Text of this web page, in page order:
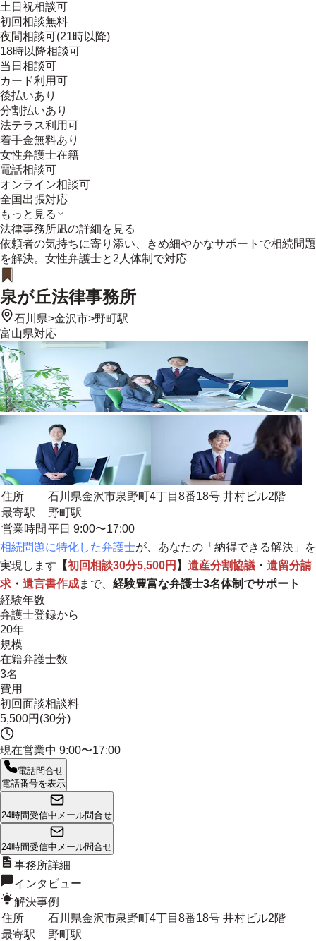
土日祝相談可
初回相談無料
夜間相談可(21時以降)
18時以降相談可
当日相談可
カード利用可
後払いあり
分割払いあり
法テラス利用可
着手金無料あり
女性弁護士在籍
電話相談可
オンライン相談可
全国出張対応
もっと見る
法律事務所凪の詳細を見る
依頼者の気持ちに寄り添い、きめ細やかなサポートで相続問題
を解決。女性弁護士と2人体制で対応
泉が丘法律事務所
石川県>金沢市>野町駅
富山県対応
住所
石川県金沢市泉野町4丁目8番18号 井村ビル2階
最寄駅
野町駅
営業時間 平日 9:00〜17:00
相続問題に特化した弁護士が、あなたの「納得できる解決」を
実現します 【初回相談30分5,500円 】 遺産分割協議 ・ 遺留分請
求 ・ 遺言書作成まで、 経験豊富な弁護士3名体制でサポート
経験年数
弁護士登録から
20年
規模
在籍弁護士数
3名
費用
初回面談相談料
5,500円(30分)
現在営業中 9:00〜17:00
電話問合せ
電話番号を表示
24時間受信中 メール問合せ
24時間受信中 メール問合せ
事務所詳細
インタビュー
解決事例
住所
石川県金沢市泉野町4丁目8番18号 井村ビル2階
最寄駅
野町駅